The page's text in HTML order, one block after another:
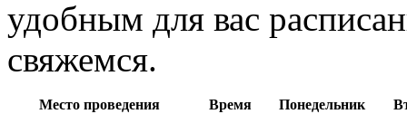
удобным для вас
свяжемся.
Место проведения Время Понедельник